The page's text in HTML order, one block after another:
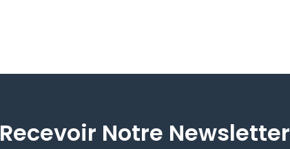
Recevoir Notre Newsletter